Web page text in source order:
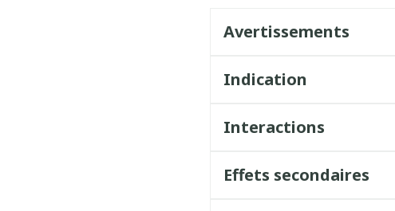
Avertissements
Indication
Interactions
Effets secondaires